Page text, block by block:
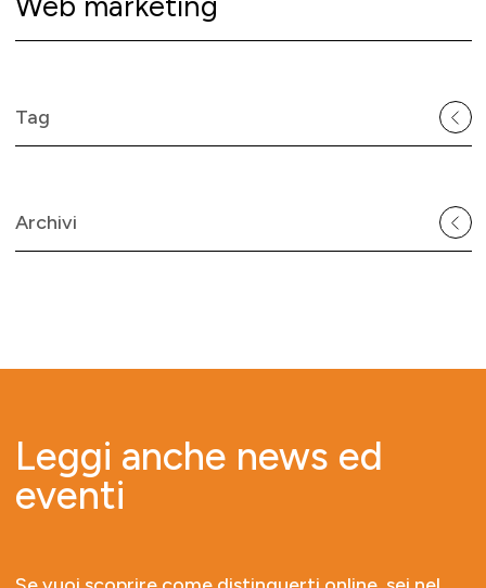
Tag
Archivi
Leggi anche news ed
eventi